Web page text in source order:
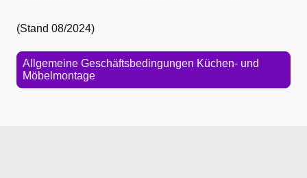
(Stand 08/2024)
Allgemeine Geschäftsbedingungen Küchen- und
Möbelmontage